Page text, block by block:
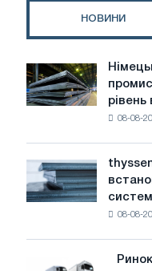
НОВИНИ
Німецька
сталеливарна
промисловість
води
загрожує
08-08-
thyssenkrupp
Rasselstein
встановлює
фотоелектричну08-08-
Ринок